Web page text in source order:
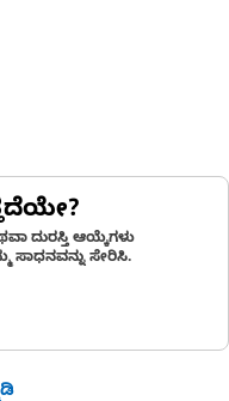
ದುರಸ್ತಿ ಆಯ್ಕೆಗಳು
ಸೇರಿಸಿ.